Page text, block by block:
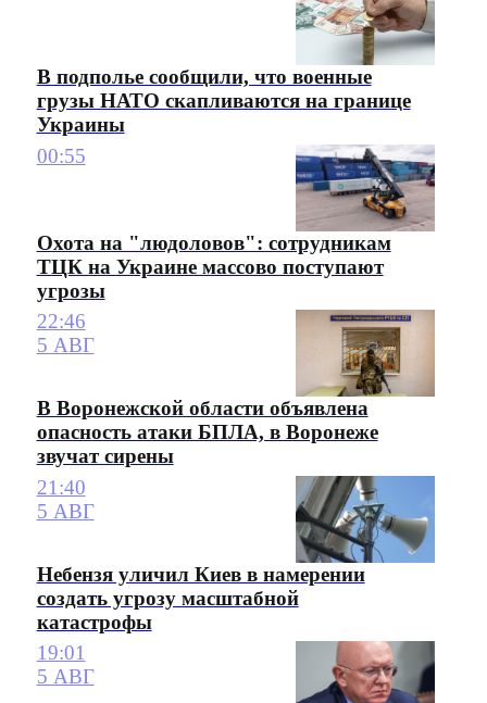
В подполье сообщили, что военные
грузы НАТО скапливаются на границе
Украины
00:55
Охота на "людоловов": сотрудникам
ТЦК на Украине массово поступают
угрозы
22:46
5 АВГ
В Воронежской области объявлена
опасность атаки БПЛА, в Воронеже
звучат сирены
21:40
5 АВГ
Небензя уличил Киев в намерении
создать угрозу масштабной
катастрофы
19:01
5 АВГ